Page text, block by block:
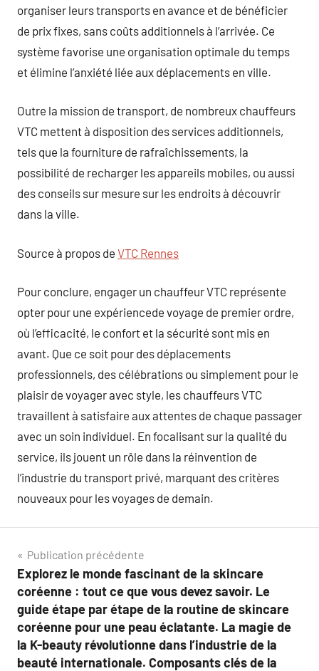
organiser leurs transports en avance et de bénéficier
de prix fixes, sans coûts additionnels à l’arrivée. Ce
système favorise une organisation optimale du temps
et élimine l’anxiété liée aux déplacements en ville.
Outre la mission de transport, de nombreux chauffeurs
VTC mettent à disposition des services additionnels,
tels que la fourniture de rafraîchissements, la
possibilité de recharger les appareils mobiles, ou aussi
des conseils sur mesure sur les endroits à découvrir
dans la ville.
Source à propos de VTC Rennes
Pour conclure, engager un chauffeur VTC représente
opter pour une expériencede voyage de premier ordre,
où l’efficacité, le confort et la sécurité sont mis en
avant. Que ce soit pour des déplacements
professionnels, des célébrations ou simplement pour le
plaisir de voyager avec style, les chauffeurs VTC
travaillent à satisfaire aux attentes de chaque passager
avec un soin individuel. En focalisant sur la qualité du
service, ils jouent un rôle dans la réinvention de
l’industrie du transport privé, marquant des critères
nouveaux pour les voyages de demain.
Navigation
de
l’article
Publication précédente
Explorez le monde fascinant de la skincare
coréenne : tout ce que vous devez savoir. Le
guide étape par étape de la routine de skincare
coréenne pour une peau éclatante. La magie de
la K-beauty révolutionne dans l’industrie de la
beauté internationale. Composants clés de la